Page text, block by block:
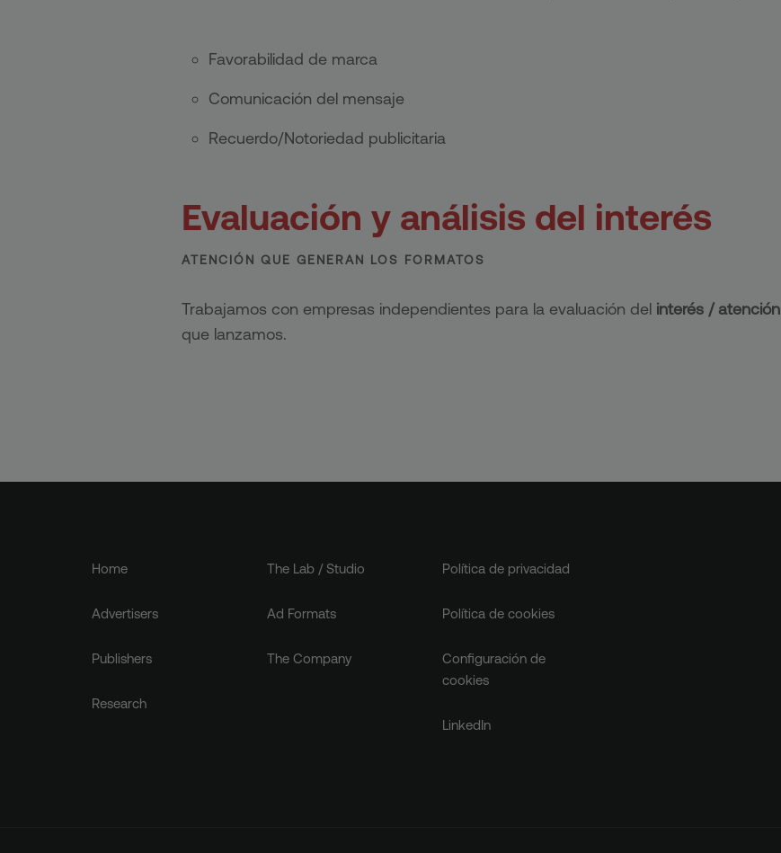
Favorabilidad de marca
Comunicación del mensaje
Recuerdo/Notoriedad publicitaria
Evaluación y análisis del interés
ATENCIÓN QUE GENERAN LOS FORMATOS
Trabajamos con empresas independientes para la evaluación del interés / atención
que lanzamos.
Home
Advertisers
Publishers
Research
The Lab / Studio
Ad Formats
The Company
Política de privacidad
Política de cookies
Configuración de
cookies
LinkedIn